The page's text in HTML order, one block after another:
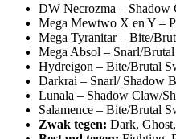
DW Necrozma – Shadow
Mega Mewtwo X en Y –
Mega Tyranitar – Bite/
Mega Absol – Snarl/
Hydreigon – Bite/Brutal
Darkrai – Snarl/ Shadow
Lunala – Shadow Claw/
Salamence – Bite/Brutal
Zwak tegen: Dark,